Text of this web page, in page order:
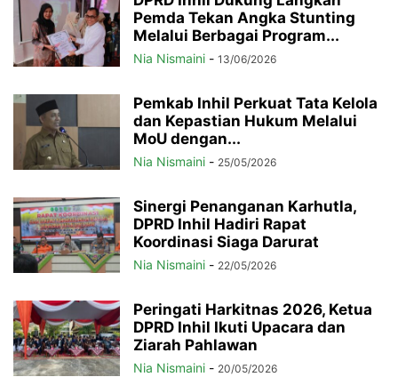
Pemda Tekan Angka Stunting
Melalui Berbagai Program...
Nia Nismaini - 13/06/2026
Pemkab Inhil Perkuat Tata Kelola
dan Kepastian Hukum Melalui
MoU dengan...
Nia Nismaini - 25/05/2026
Sinergi Penanganan Karhutla,
DPRD Inhil Hadiri Rapat
Koordinasi Siaga Darurat
Nia Nismaini - 22/05/2026
Peringati Harkitnas 2026, Ketua
DPRD Inhil Ikuti Upacara dan
Ziarah Pahlawan
Nia Nismaini - 20/05/2026